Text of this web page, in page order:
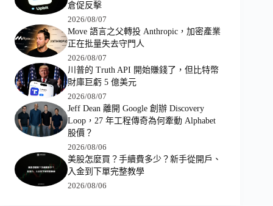
倉促反擊
2026/08/07
Move 語言之父轉投 Anthropic，加密產業
正在批量失去守門人
2026/08/07
川普的 Truth API 開始賺錢了，但比特幣
財庫巨虧 5 億美元
2026/08/07
Jeff Dean 離開 Google 創辦 Discovery
Loop，27 年工程傳奇為何牽動 Alphabet
股價？
2026/08/06
美股怎麼買？手續費多少？新手從開戶、
入金到下單完整教學
2026/08/06